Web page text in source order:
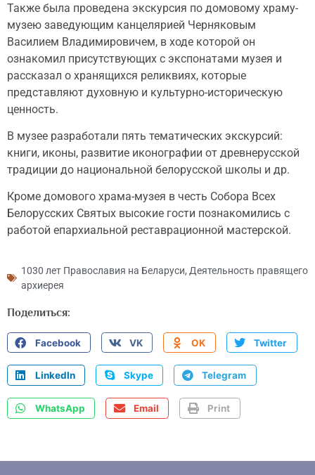
Также была проведена экскурсия по домовому храму-
музею заведующим канцелярией Черняковым
Василием Владимировичем, в ходе которой он
ознакомил присутствующих с экспонатами музея и
рассказал о хранящихся реликвиях, которые
представляют духовную и культурно-историческую
ценность.
В музее разработали пять тематических экскурсий:
книги, иконы, развитие иконографии от древнерусской
традиции до национальной белорусской школы и др.
Кроме домового храма-музея в честь Собора Всех
Белорусских Святых высокие гости познакомились с
работой епархиальной реставрационной мастерской.
1030 лет Православия на Беларуси, Деятельность правящего
архиерея
Поделиться:
Facebook VK OK Twitter
LinkedIn Skype Telegram
WhatsApp Email Print